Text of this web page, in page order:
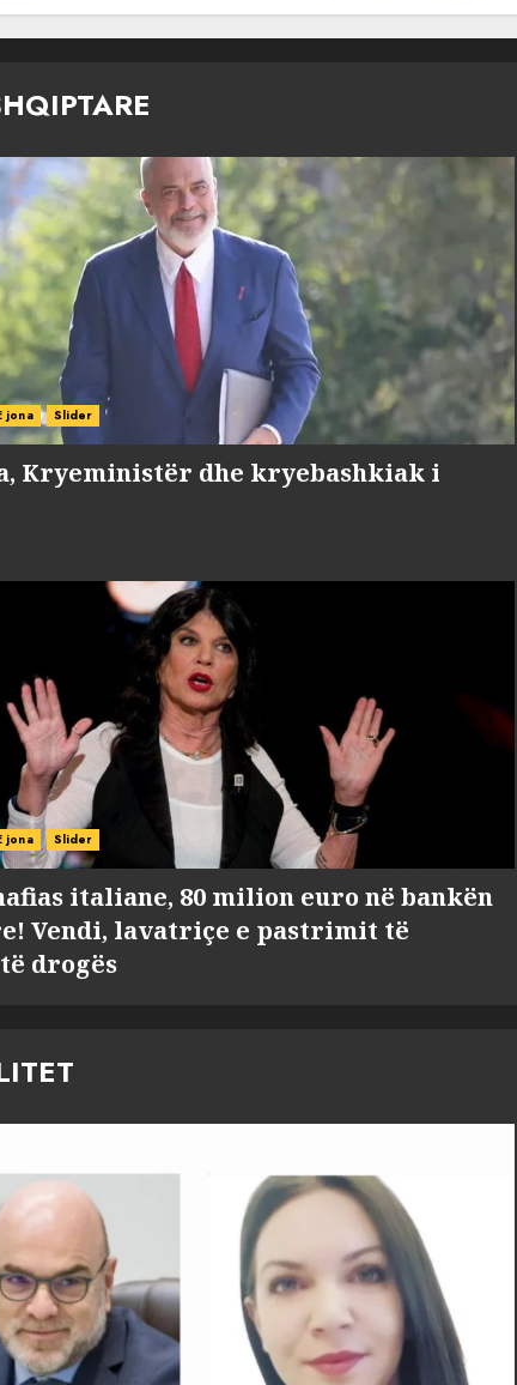
jona Slider
Kryeministër dhe kryebashkiak i
jona Slider
italiane, 80 milion euro në bankën
Vendi, lavatriçe e pastrimit të
drogës